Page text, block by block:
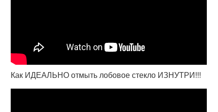
Как ИДЕАЛЬНО отмыть лобовое стекло ИЗНУТРИ!!!